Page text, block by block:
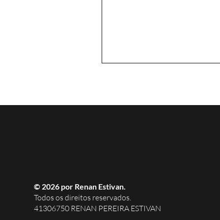
© 2026 por Renan Estivan.
Todos os direitos reservados.
41306750 RENAN PEREIRA ESTIVAN